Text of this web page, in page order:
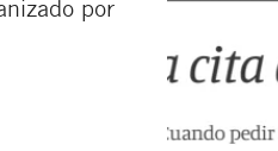
por
über neue
erklären Sie, die folgenden